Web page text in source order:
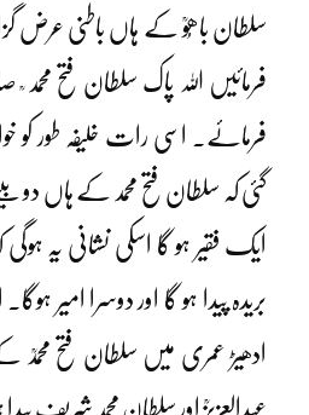
سلطان باھُوؒ کے ہاں باطنی عرض
فرمائیں اللہ پاک سلطان فتح محمد
فرمائے۔ اسی رات خلیفہ طور
گئی کہ سلطان فتح محمد کے ہاں
ایک فقیر ہو گا اسکی نشانی یہ
بریدہ پیدا ہو گا اور دوسرا امیر
ادھیڑ عمری میں سلطان فتح محمدؒ
عبدالعزیزؒ اور سلطان محمد شریف